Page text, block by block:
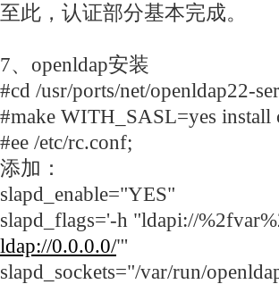
至此，认证部分基本完成。
7、openldap安装
#cd /usr/ports/net/openldap22-
#make WITH_SASL=yes install
#ee /etc/rc.conf;
添加：
slapd_enable="YES"
slapd_flags='-h "ldapi://
ldap://0.0.0.0/"'
slapd_sockets="/var/run/